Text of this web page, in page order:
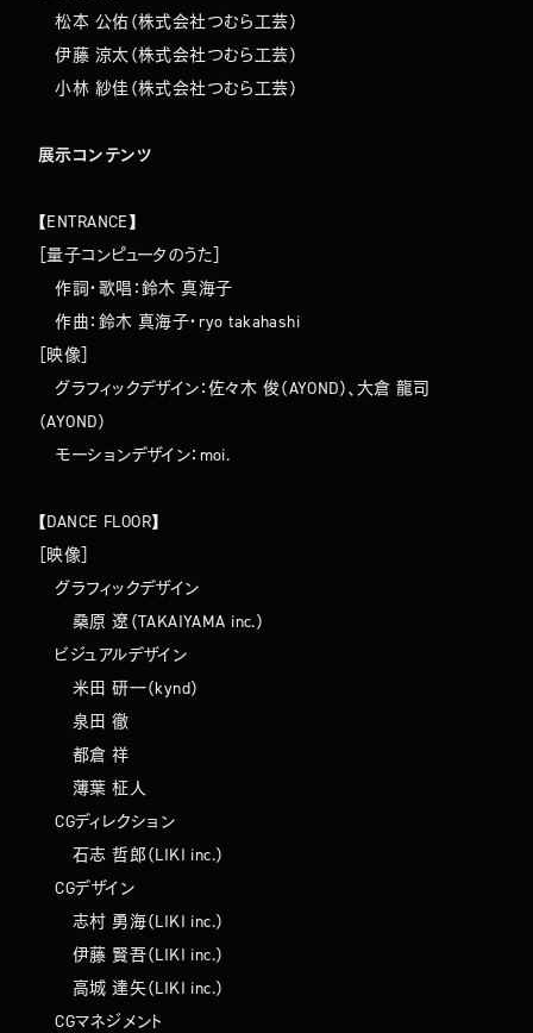
TOP
ABOUT
WORKS
COMPANY
NEWS
MEMBERS
CONTACT
松本 公佑（株式会社つむら工芸）
伊藤 涼太（株式会社つむら工芸）
小林 紗佳（株式会社つむら工芸）
展示コンテンツ
【ENTRANCE】
［量子コンピュータのうた］
作詞・歌唱：鈴木 真海子
作曲：鈴木 真海子・ryo takahashi
［映像］
グラフィックデザイン：佐々木 俊（AYOND）、大倉 龍司
（AYOND）
モーションデザイン：moi.
【DANCE FLOOR】
［映像］
グラフィックデザイン
桑原 遼（TAKAIYAMA inc.）
ビジュアルデザイン
⽶⽥ 研⼀（kynd）
泉田 徹
都倉 祥
薄葉 柾人
CGディレクション
石志 哲郎（LIKI inc.）
CGデザイン
志村 勇海（LIKI inc.）
伊藤 賢吾（LIKI inc.）
高城 達矢（LIKI inc.）
CGマネジメント